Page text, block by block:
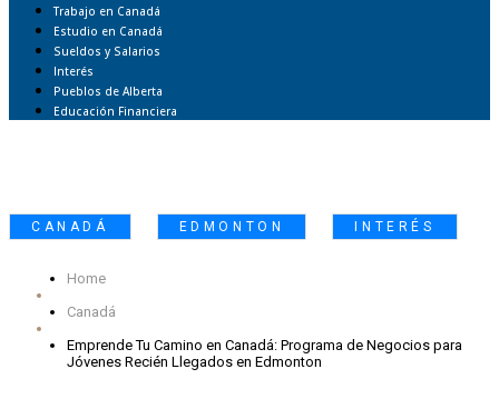
Trabajo en Canadá
Estudio en Canadá
Sueldos y Salarios
Interés
Pueblos de Alberta
Educación Financiera
CANADÁ EDMONTON INTERÉS
Home
Canadá
Emprende Tu Camino en Canadá: Programa de Negocios para
Jóvenes Recién Llegados en Edmonton